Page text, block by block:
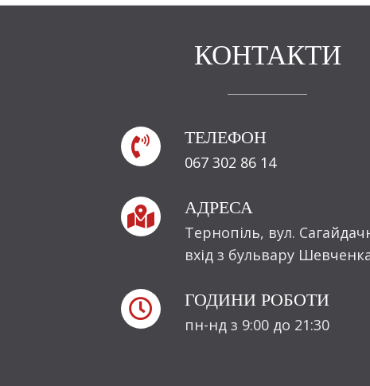
КОНТАКТИ
 ТЕЛЕФОН
067 302 86 14
 АДРЕСА
Тернопіль, вул.
вхід з бульвару
 ГОДИНИ РОБОТИ
пн-нд з 9:00 до 21:30